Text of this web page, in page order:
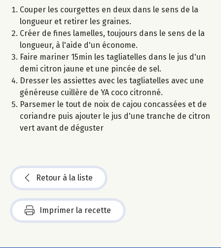
Couper les courgettes en deux dans le sens de la
longueur et retirer les graines.
Créer de fines lamelles, toujours dans le sens de la
longueur, à l'aide d'un économe.
Faire mariner 15min les tagliatelles dans le jus d'un
demi citron jaune et une pincée de sel.
Dresser les assiettes avec les tagliatelles avec une
généreuse cuillère de YA coco citronné.
Parsemer le tout de noix de cajou concassées et de
coriandre puis ajouter le jus d'une tranche de citron
vert avant de déguster
Retour à la liste
Imprimer la recette